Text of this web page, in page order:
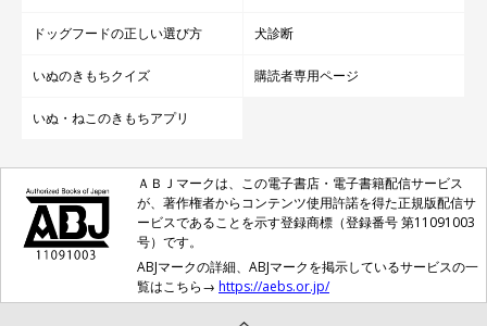
ドッグフードの正しい選び方 犬診断
いぬのきもちクイズ 購読者専用ページ
いぬ・ねこのきもちアプリ
ＡＢＪマークは、この電子書店・電子書籍配信サービス
が、著作権者からコンテンツ使用許諾を得た正規版配信サ
ービスであることを示す登録商標（登録番号 第11091003
号）です。
ABJマークの詳細、ABJマークを掲示しているサービスの一
覧はこちら→ https://aebs.or.jp/